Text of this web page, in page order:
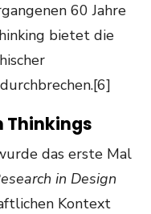
60 Jahre
bietet die
Thinkings
das erste Mal
in Design
Kontext